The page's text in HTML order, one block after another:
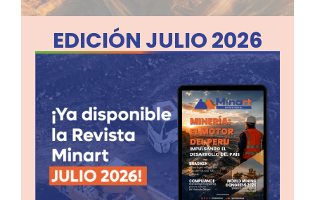
EDICIÓN JULIO 2026